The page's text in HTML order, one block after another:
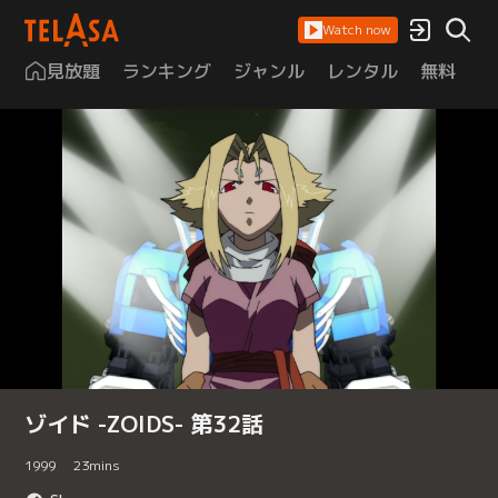
Watch now
見放題 ランキング ジャンル レンタル 無料
ゾイド -ZOIDS- 第32話
1999 23mins